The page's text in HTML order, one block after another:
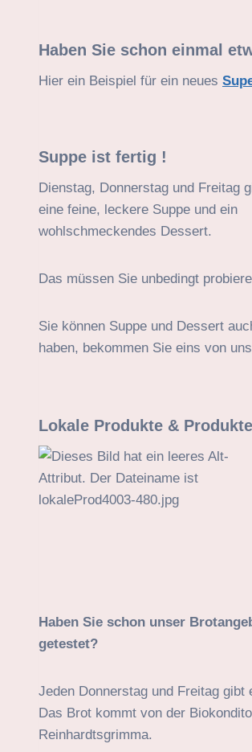
Haben Sie schon einmal
Hier ein Beispiel für ein neues
Suppe ist fertig !
Dienstag, Donnerstag und Freitag
eine feine, leckere Suppe und ein
wohlschmeckendes Dessert.
Das müssen Sie unbedingt
Sie können Suppe und Dessert
haben, bekommen Sie eins von
Lokale Produkte &
Haben Sie schon unser
getestet?
Jeden Donnerstag und Freitag
Das Brot kommt von der
Reinhardtsgrimma.